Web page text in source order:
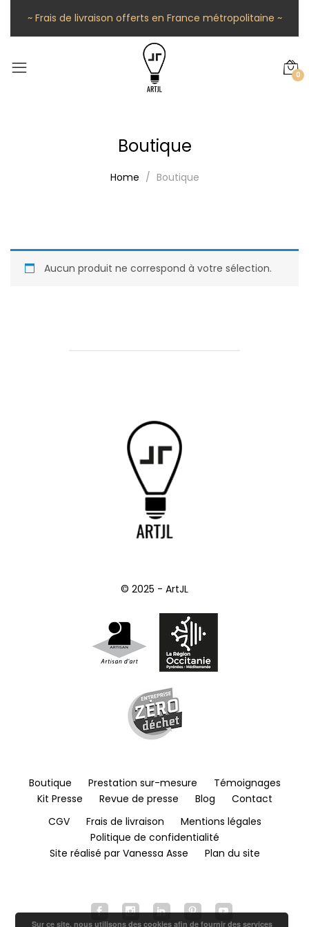
~ Frais de livraison offerts en France métropolitaine ~
0
Boutique
Home Boutique
Aucun produit ne correspond à votre sélection.
© 2025 - ArtJL
Boutique Prestation sur-mesure
Témoignages
Kit Presse
Revue de presse Blog
Contact
CGV
Frais de livraison
Mentions légales
Politique de confidentialité
Site réalisé par Vanessa Asse
Plan du site
Sur ce site, nous utilisons des cookies afin de fournir des services